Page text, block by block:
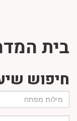
בית
חיפוש